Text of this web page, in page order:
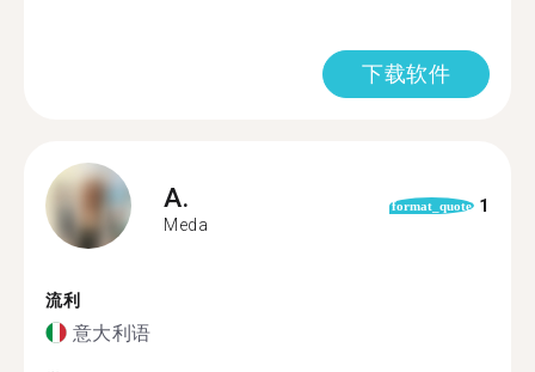
下载软件
A.
Meda
format_quote 1
流利
意大利语